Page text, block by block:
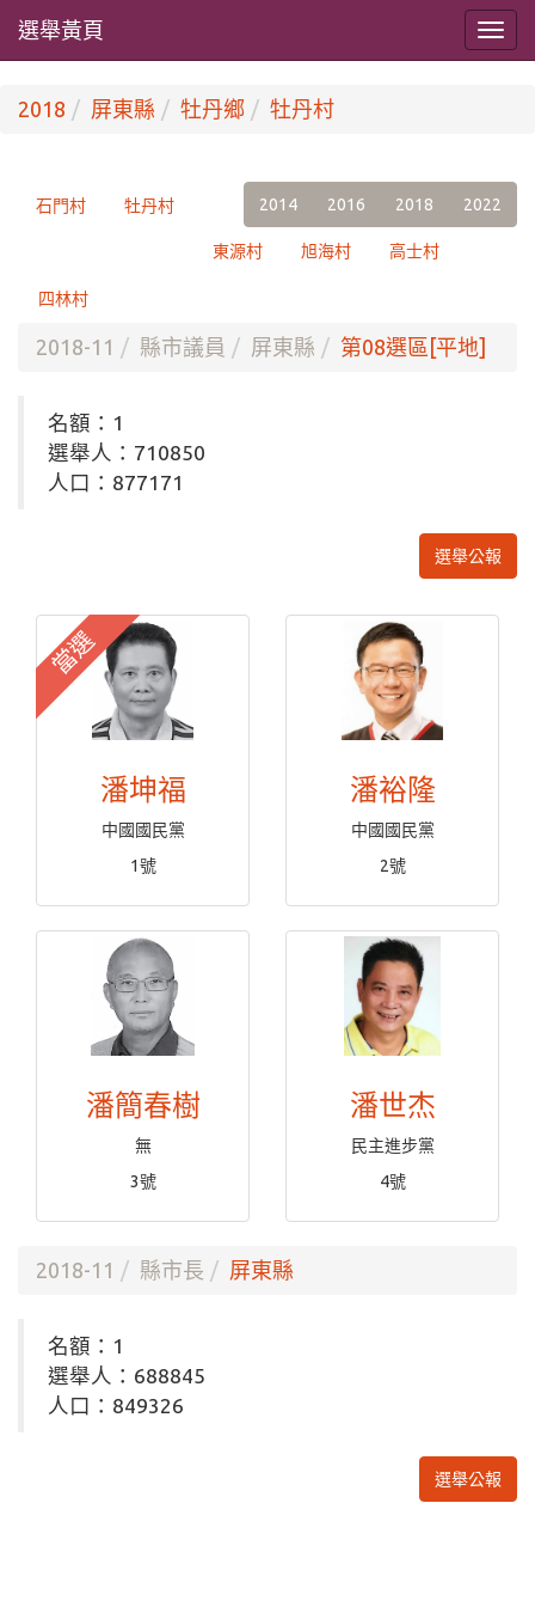
選舉黃頁
2018 屏東縣 牡丹鄉 牡丹村
2014 2016 2018 2022
石門村 牡丹村
東源村 旭海村 高士村
四林村
2018-11 縣市議員 屏東縣 第08選區[平地]
名額：1
選舉人：710850
人口：877171
選舉公報
當選
潘坤福
中國國民黨
1號
潘裕隆
中國國民黨
2號
潘簡春樹
無
3號
潘世杰
民主進步黨
4號
2018-11 縣市長 屏東縣
名額：1
選舉人：688845
人口：849326
選舉公報